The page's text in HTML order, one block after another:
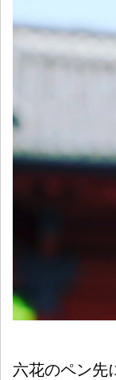
六花のペン先